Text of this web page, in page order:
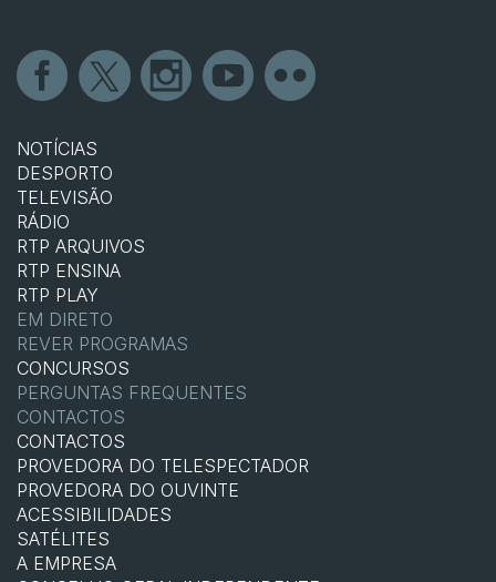
NOTÍCIAS
DESPORTO
TELEVISÃO
RÁDIO
RTP ARQUIVOS
RTP ENSINA
RTP PLAY
EM DIRETO
REVER PROGRAMAS
CONCURSOS
PERGUNTAS FREQUENTES
CONTACTOS
CONTACTOS
PROVEDORA DO TELESPECTADOR
PROVEDORA DO OUVINTE
ACESSIBILIDADES
SATÉLITES
A EMPRESA